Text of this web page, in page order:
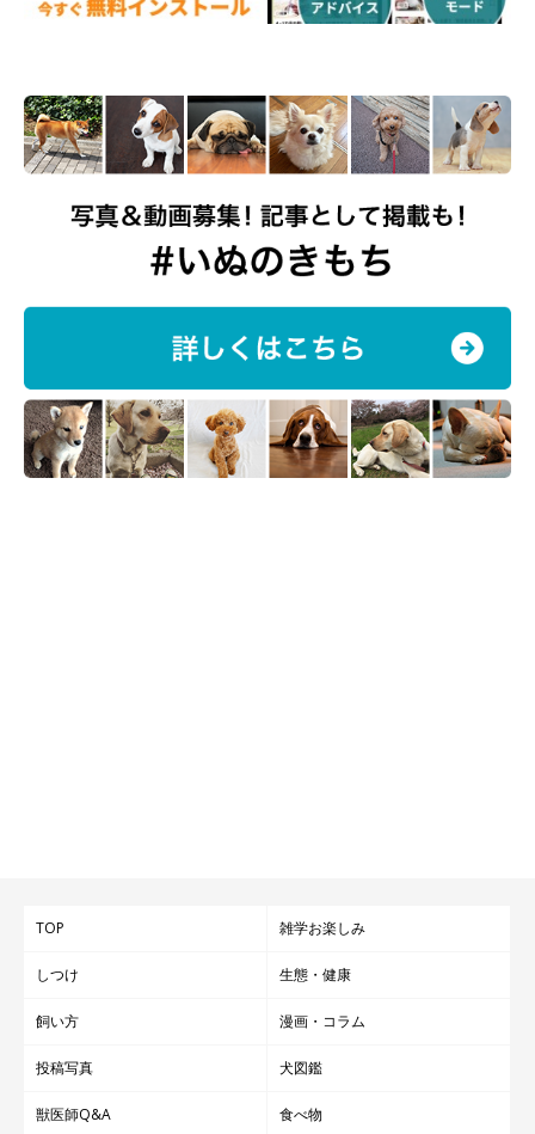
TOP 雑学お楽しみ
しつけ 生態・健康
飼い方 漫画・コラム
投稿写真 犬図鑑
獣医師Q&A 食べ物